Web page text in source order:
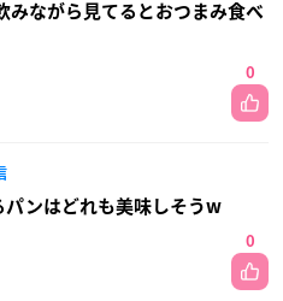
みながら見てるとおつまみ食べ
0
ンはどれも美味しそうw
0